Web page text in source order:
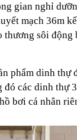
gian nghỉ
mạch 36m
sôi động
phẩm dinh thự
các dinh thự
bơi cá nhân